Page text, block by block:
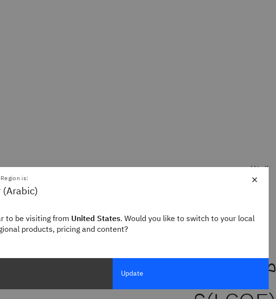
المؤلفون
Alexandra Jonker
ما المقصود بالتكلفة الموحدة
×
is:
(Arabic)
to be visiting from United States. Would you like to switch to your local
products, pricing and content?
Update